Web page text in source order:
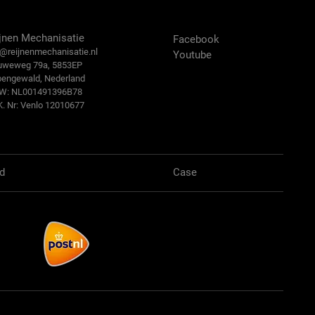
Mechanisatie
enmechanisatie.nl
79a, 5853EP
Nederland
NL001491396B78
Nr: Venlo 12010677
Facebook
Youtube
Case